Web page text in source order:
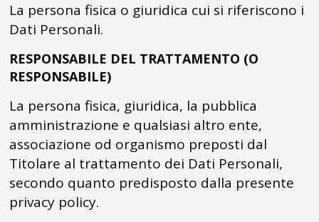
La persona fisica o giuridica cui si riferiscono i
Dati Personali.
RESPONSABILE DEL TRATTAMENTO (O
RESPONSABILE)
La persona fisica, giuridica, la pubblica
amministrazione e qualsiasi altro ente,
associazione od organismo preposti dal
Titolare al trattamento dei Dati Personali,
secondo quanto predisposto dalla presente
privacy policy.